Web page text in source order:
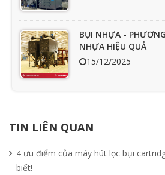
BỤI NHỰA -
NHỰA HIỆU QUẢ
15/12/2025
15/04/2025
TIN LIÊN QUAN
4 ưu điểm của máy hút lọc bụi
biết!